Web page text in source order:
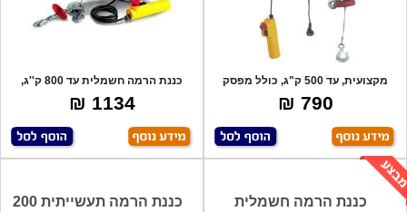
מקצועית, עד 500 ק"ג, כולל מפסק
ביטחון, כ
790 ₪
כננת הרמה חשמלית עד 800 ק''ג,
הספק מנוע
1134 ₪
כננת הרמה חשמלית
כננת הרמה תעשייתית 200